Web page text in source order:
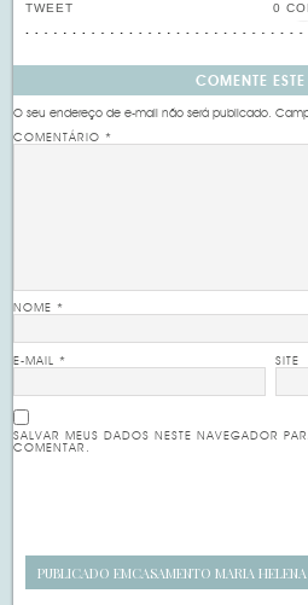
0
TWEET
COMENTE ESTE
O seu endereço de e-mail não será publicado.
COMENTÁRIO*
NOME*
E-MAIL* SITE
SALVAR MEUS DADOS NESTE NAVEGADOR
COMENTAR.
PUBLICADO EMCASAMENTO MARIA